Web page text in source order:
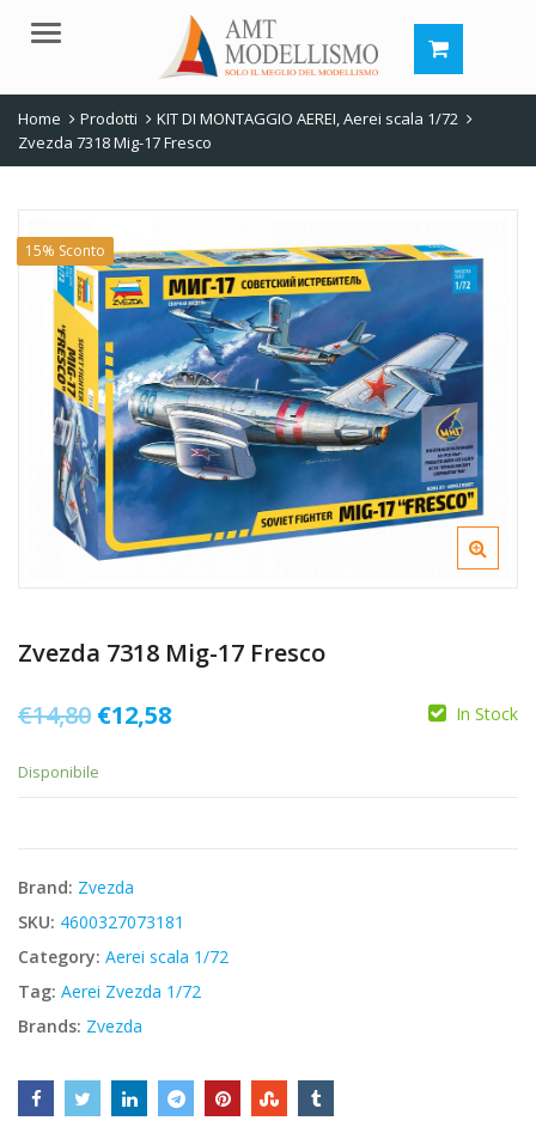
Menu
Home Prodotti KIT DI MONTAGGIO AEREI,Aerei scala 1/72
Zvezda 7318 Mig-17 Fresco
15% Sconto
Zvezda 7318 Mig-17 Fresco
€14,80 Il
€12,58Il
In Stock
Disponibile
Brand: Zvezda
SKU: 4600327073181
Category: Aerei scala 1/72
Tag: Aerei Zvezda 1/72
Brands: Zvezda